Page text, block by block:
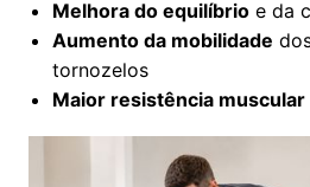
Melhora do equilíbrio e da
Aumento da mobilidade
tornozelos
Maior resistência muscular